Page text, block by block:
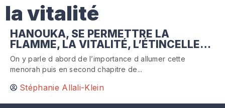
la vitalité
HANOUKA, SE PERMETTRE LA
FLAMME, LA VITALITÉ, L’ÉTINCELLE…
On y parle d abord de l’importance d allumer cette
menorah puis en second chapitre de...
Stéphanie Allali-Klein